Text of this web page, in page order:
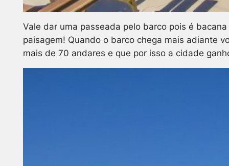
Vale dar uma passeada pelo barco pois é
paisagem! Quando o barco chega mais adiante
mais de 70 andares e que por isso a cidade